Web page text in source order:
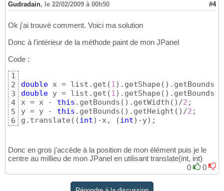
Gudradain, le 22/02/2009 à 00h50 #4
Ok j'ai trouvé comment. Voici ma solution
Donc à l'intérieur de la méthode paint de mon JPanel
Code :
1
2
3
4
5
6
double x = list.get (1) .getShape ( ) .getBounds
double y = list.get (1) .getShape ( ) .getBounds
x = x - this .getBounds ( ) .getWidth ( ) /2 ;
y = y - this .getBounds ( ) .getHeight ( ) /2 ;
g.translate ( (int) -x, (int) -y) ;
Donc en gros j'accède à la position de mon élément puis je le
centre au millieu de mon JPanel en utilisant translate(int, int)
0
0